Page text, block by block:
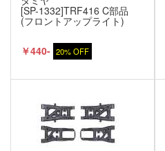
[SP-1332]TRF416 C部品
(フロントアップライト)
￥440- 20% OFF